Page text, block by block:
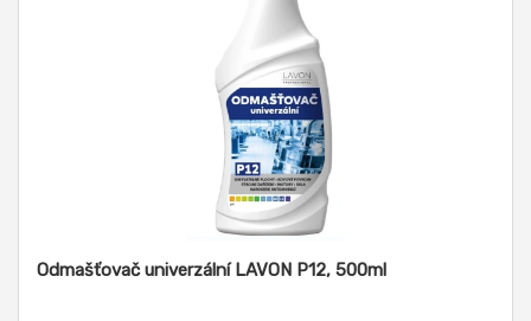
Odmašťovač univerzální LAVON P12, 500ml